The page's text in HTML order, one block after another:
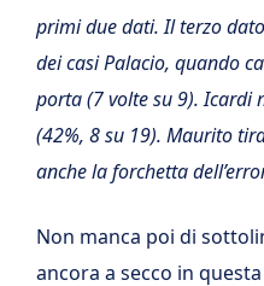
primi due dati. Il terzo
dei casi Palacio, quando
porta (7 volte su 9). Icardi
(42%, 8 su 19). Maurito
anche la forchetta
Non manca poi di
ancora a secco in